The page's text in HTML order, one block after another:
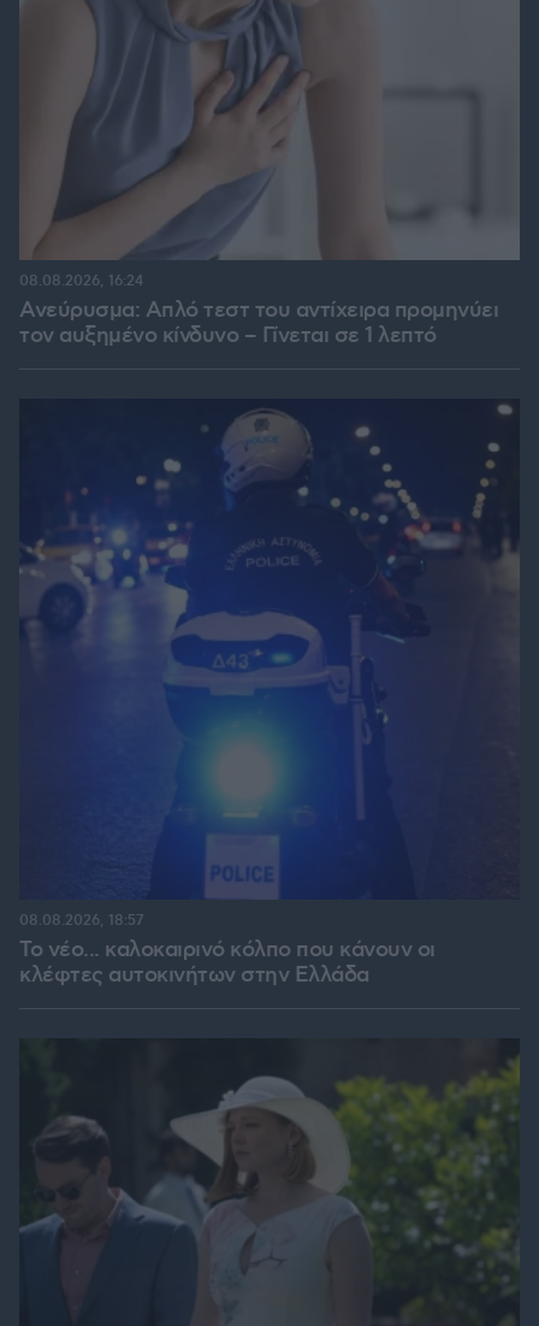
Ανεύρυσμα: Απλό τεστ του αντίχειρα προμηνύει
τον αυξημένο κίνδυνο – Γίνεται σε 1 λεπτό
08.08.2026, 16:24
Το νέο... καλοκαιρινό κόλπο που κάνουν οι
κλέφτες αυτοκινήτων στην Ελλάδα
08.08.2026, 18:57